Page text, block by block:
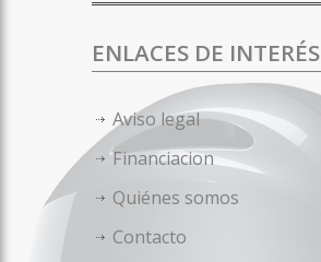
ENLACES DE INTERÉS
Aviso legal
Financiacion
Quiénes somos
Contacto